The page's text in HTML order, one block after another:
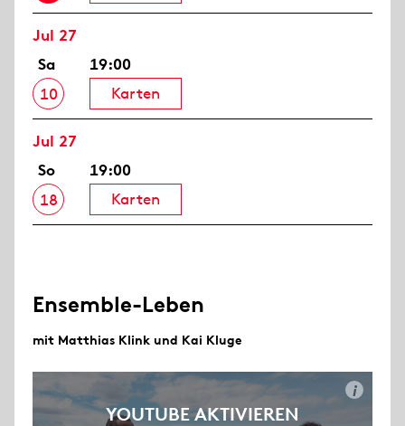
Jul 27
Sa
10
19:00
Karten
Jul 27
So
18
19:00
Karten
Ensemble-Leben
mit Matthias Klink und Kai Kluge
YOUTUBE AKTIVIEREN
i